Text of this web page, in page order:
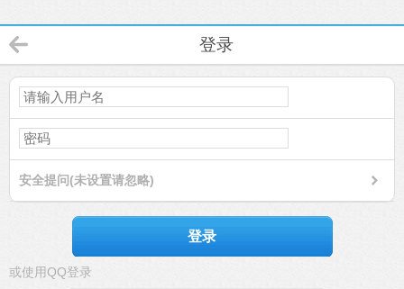
登录
安全提问(未设置请忽略)
登录
或使用QQ登录